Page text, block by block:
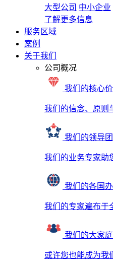
大型公司 中小企业
了解更多信息
服务区域
案例
关于我们
公司概况
我们的核心
我们的信念、原则
我们的领导
我们的业务专家助
我们的各国
我们的专家遍布于
我们的大家庭
或许您也能成为我